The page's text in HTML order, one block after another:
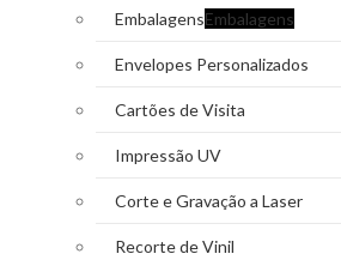
EmbalagensEmbalagens
Envelopes Personalizados
Cartões de Visita
Impressão UV
Corte e Gravação a Laser
Recorte de Vinil